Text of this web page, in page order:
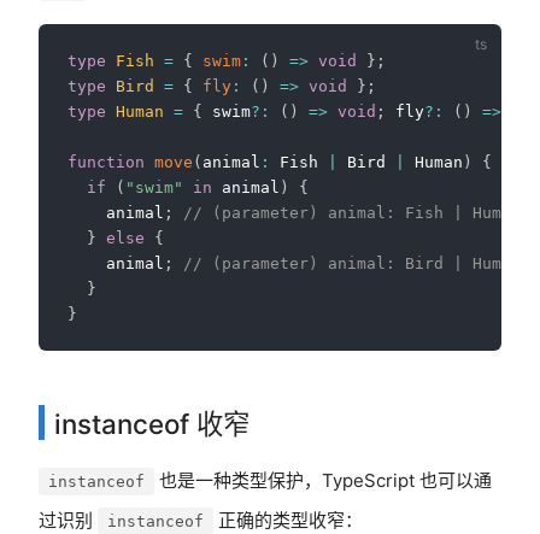
type Fish = { swim : ( ) => void } ;
type
Bird = { fly : ( ) => void } ;
type Human = { swim? : ( ) => void ; fly? : ( ) =>
function move ( animal : Fish Bird Human )
{
if
( "swim" in animal )
{
    animal
;
// (parameter) animal: Fish | Human
} else
{
    animal
;
// (parameter) animal: Bird | Human
}
}
instanceof 收窄
instanceof
也是一种类型保护，TypeScript 也可以通
过识别
instanceof 正确的类型收窄：